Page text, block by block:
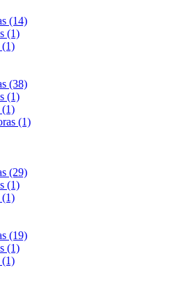
(14)
(1)
(1)
(38)
(1)
(1)
(1)
(29)
(1)
(1)
(19)
(1)
(1)